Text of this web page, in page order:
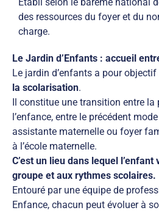
des ressources du foyer et du
charge.
Le Jardin d’Enfants : accueil
Le jardin d’enfants a pour objectif
la scolarisation.
Il constitue une transition entre la
l’enfance, entre le précédent
assistante maternelle ou foyer
à l’école maternelle.
C’est un lieu dans lequel l’enfant
groupe et aux rythmes scolaires.
Entouré par une équipe de
Enfance, chacun peut évoluer à